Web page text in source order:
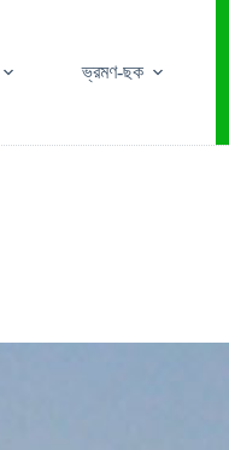
ভ্রমণ-ছক